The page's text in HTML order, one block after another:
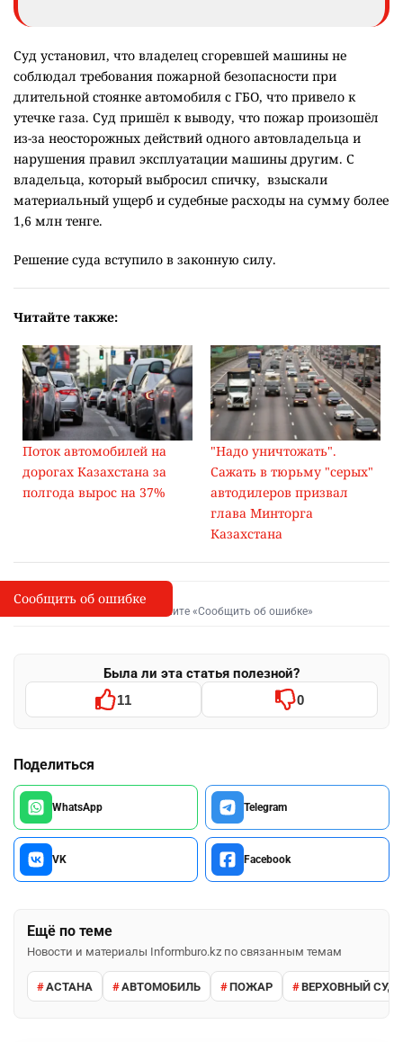
Суд установил, что владелец сгоревшей машины не
соблюдал требования пожарной безопасности при
длительной стоянке автомобиля с ГБО, что привело к
утечке газа. Суд пришёл к выводу, что пожар произошёл
из-за неосторожных действий одного автовладельца и
нарушения правил эксплуатации машины другим. С
владельца, который выбросил спичку, взыскали
материальный ущерб и судебные расходы на сумму более
1,6 млн тенге.
Решение суда вступило в законную силу.
Читайте также:
Поток автомобилей на
дорогах Казахстана за
полгода вырос на 37%
"Надо уничтожать".
Сажать в тюрьму "серых"
автодилеров призвал
глава Минторга
Казахстана
I
Сообщить об опечатке
Выделите фрагмент и нажмите «Сообщить об ошибке»
Была ли эта статья полезной?
11 0
Поделиться
WhatsApp Telegram
VK Facebook
Ещё по теме
Новости и материалы Informburo.kz по связанным темам
АСТАНА АВТОМОБИЛЬ ПОЖАР ВЕРХОВНЫЙ СУД
Сообщить об ошибке